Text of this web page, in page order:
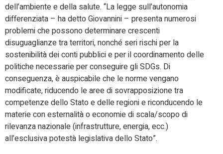
dell’ambiente e della salute. “La legge sull’autonomia
differenziata – ha detto Giovannini – presenta numerosi
problemi che possono determinare crescenti
disuguaglianze tra territori, nonché seri rischi per la
sostenibilità dei conti pubblici e per il coordinamento delle
politiche necessarie per conseguire gli SDGs. Di
conseguenza, è auspicabile che le norme vengano
modificate, riducendo le aree di sovrapposizione tra
competenze dello Stato e delle regioni e riconducendo le
materie con esternalità o economie di scala/scopo di
rilevanza nazionale (infrastrutture, energia, ecc.)
all’esclusiva potestà legislativa dello Stato”.